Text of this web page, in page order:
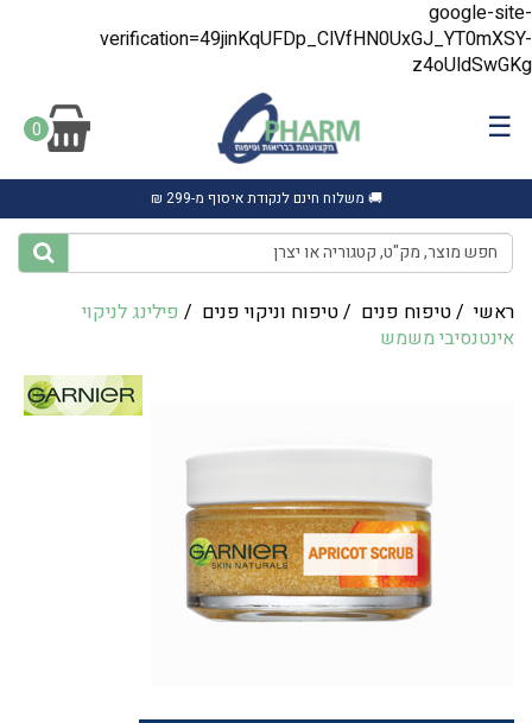
google-site-
verification=49jinKqUFDp_ClVfHN0UxGJ_YT0mXSY-
z4oUldSwGKg
☰
0
🚚 משלוח חינם לנקודת איסוף מ-299 ₪
ראשי /טיפוח פנים /טיפוח וניקוי פנים / פילינג לניקוי
אינטנסיבי משמש